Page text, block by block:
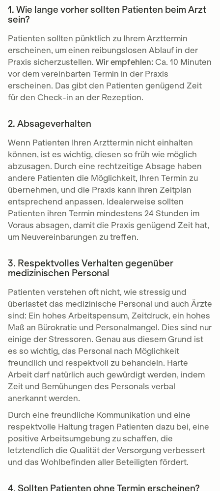
1. Wie lange vorher sollten Patienten beim Arzt
sein?
Patienten sollten pünktlich zu Ihrem Arzttermin
erscheinen, um einen reibungslosen Ablauf in der
Praxis sicherzustellen. Wir empfehlen: Ca. 10 Minuten
vor dem vereinbarten Termin in der Praxis
erscheinen. Das gibt den Patienten genügend Zeit
für den Check-in an der Rezeption.
2. Absageverhalten
Wenn Patienten Ihren Arzttermin nicht einhalten
können, ist es wichtig, diesen so früh wie möglich
abzusagen. Durch eine rechtzeitige Absage haben
andere Patienten die Möglichkeit, Ihren Termin zu
übernehmen, und die Praxis kann ihren Zeitplan
entsprechend anpassen. Idealerweise sollten
Patienten ihren Termin mindestens 24 Stunden im
Voraus absagen, damit die Praxis genügend Zeit hat,
um Neuvereinbarungen zu treffen.
3. Respektvolles Verhalten gegenüber
medizinischen Personal
Patienten verstehen oft nicht, wie stressig und
überlastet das medizinische Personal und auch Ärzte
sind: Ein hohes Arbeitspensum, Zeitdruck, ein hohes
Maß an Bürokratie und Personalmangel. Dies sind nur
einige der Stressoren. Genau aus diesem Grund ist
es so wichtig, das Personal nach Möglichkeit
freundlich und respektvoll zu behandeln. Harte
Arbeit darf natürlich auch gewürdigt werden, indem
Zeit und Bemühungen des Personals verbal
anerkannt werden.
Durch eine freundliche Kommunikation und eine
respektvolle Haltung tragen Patienten dazu bei, eine
positive Arbeitsumgebung zu schaffen, die
letztendlich die Qualität der Versorgung verbessert
und das Wohlbefinden aller Beteiligten fördert.
4. Sollten Patienten ohne Termin erscheinen?